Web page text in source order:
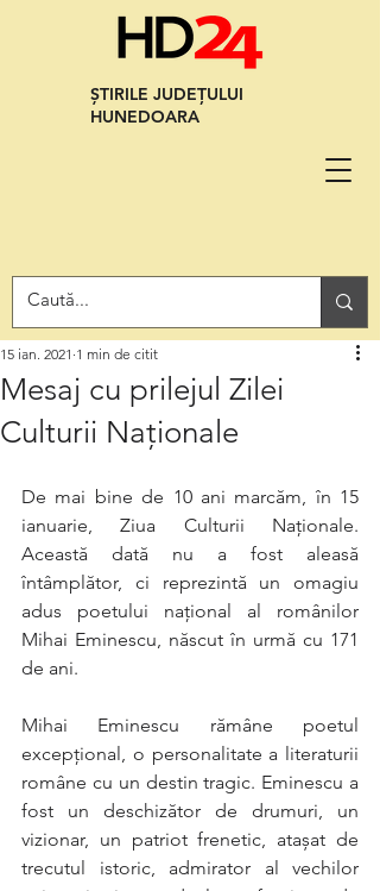
ȘTIRILE JUDEȚULUI
HUNEDOARA
Mesaj cu prilejul Zilei
Culturii Naționale
15 ian. 2021 1 min de citit
De mai bine de 10 ani marcăm, în 15
ianuarie, Ziua Culturii Naționale.
Această dată nu a fost aleasă
întâmplător, ci reprezintă un omagiu
adus poetului național al românilor
Mihai Eminescu, născut în urmă cu 171
de ani.
Mihai Eminescu rămâne poetul
excepțional, o personalitate a literaturii
române cu un destin tragic. Eminescu a
fost un deschizător de drumuri, un
vizionar, un patriot frenetic, atașat de
trecutul istoric, admirator al vechilor